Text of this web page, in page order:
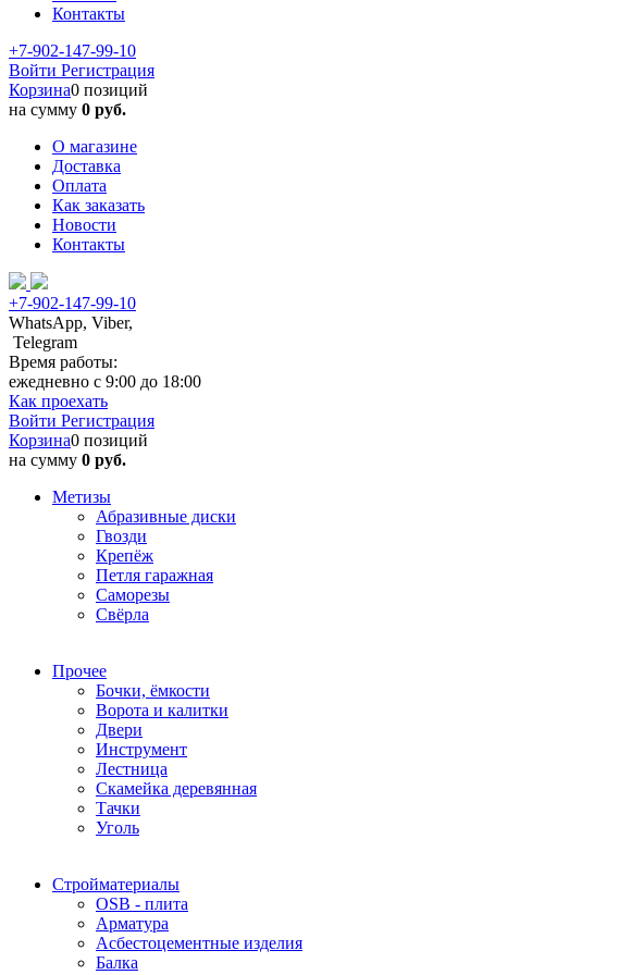
Контакты
+7-902-147-99-10
Войти Регистрация
Корзина0 позиций
на сумму 0 руб.
О магазине
Доставка
Оплата
Как заказать
Новости
Контакты
+7-902-147-99-10
WhatsApp, Viber,
Telegram
Время работы:
ежедневно с 9:00 до 18:00
Как проехать
Войти Регистрация
Корзина0 позиций
на сумму 0 руб.
Метизы
Абразивные диски
Гвозди
Крепёж
Петля гаражная
Саморезы
Свёрла
Прочее
Бочки, ёмкости
Ворота и калитки
Двери
Инструмент
Лестница
Скамейка деревянная
Тачки
Уголь
Стройматериалы
OSB - плита
Арматура
Асбестоцементные изделия
Балка